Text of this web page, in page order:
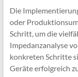
Die
oder
Schritt, um die
Impedanzanalyse
konkreten Schritte
Geräte erfolgreich